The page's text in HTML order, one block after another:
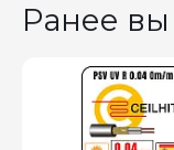
Ранее